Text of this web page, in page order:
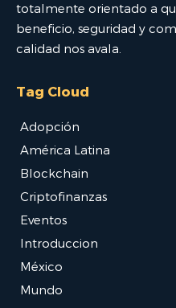
totalmente orientado a
beneficio, seguridad y
calidad nos avala.
Tag Cloud
Adopción
América Latina
Blockchain
Criptofinanzas
Eventos
Introduccion
México
Mundo